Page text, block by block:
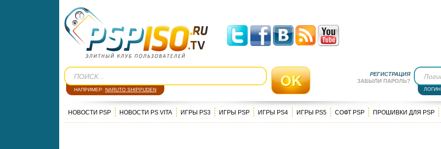
НАПРИМЕР: NARUTO SHIPPUDEN
РЕГИСТРАЦИЯ
ЗАБЫЛИ ПАРОЛЬ?
ЛОГИН
НОВОСТИ PSP НОВОСТИ PS VITA ИГРЫ PS3 ИГРЫ PSP ИГРЫ PS4 ИГРЫ PS5 СОФТ PSP ПРОШИВКИ ДЛЯ PSP